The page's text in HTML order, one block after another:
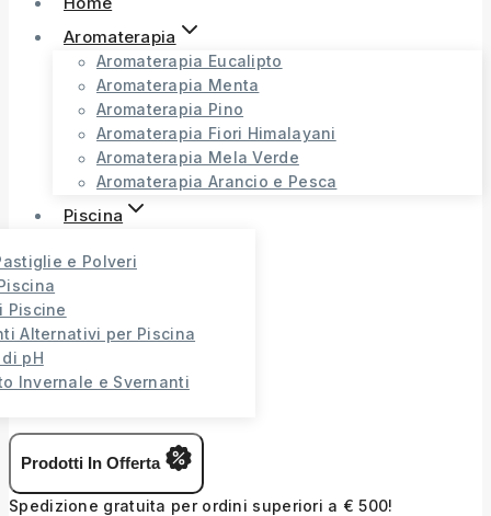
Aromaterapia
Aromaterapia Eucalipto
Aromaterapia Menta
Aromaterapia Pino
Aromaterapia Fiori Himalayani
Aromaterapia Mela Verde
Aromaterapia Arancio e Pesca
Piscina
e Polveri
Piscine
Alternativi per Piscina
pH
Invernale e Svernanti
Prodotti In Offerta
Spedizione gratuita per ordini superiori a € 500!